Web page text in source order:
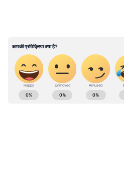
हुई। इसके बाद हैदराबाद में 22
14,410 यूनिट्स और चेन्नई में
साथ 6,323 यूनिट्स की बिक्री
ABOUT THE AUTHOR